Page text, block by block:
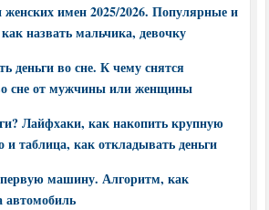
имен 2025/2026. Популярные и
назвать мальчика, девочку
деньги во сне. К чему снятся
сне от мужчины или женщины
Лайфхаки, как накопить крупную
и таблица, как откладывать деньги
первую машину. Алгоритм, как
автомобиль